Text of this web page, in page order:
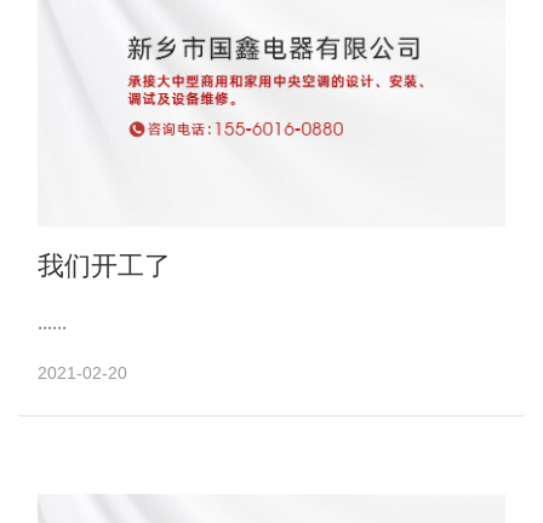
我们开工了
......
2021-02-20